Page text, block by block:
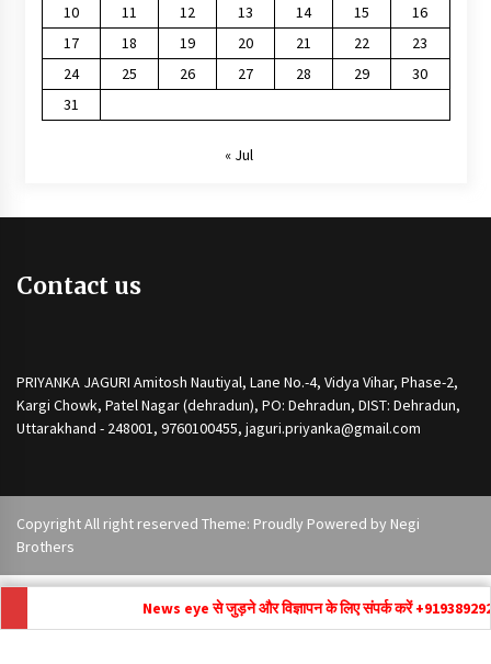
10
11 12 13 14 15
16
17
18 19 20 21 22
23
24
25 26 27 28 29
30
31
« Jul
Contact us
PRIYANKA JAGURI Amitosh Nautiyal, Lane No.-4, Vidya Vihar, Phase-2,
Kargi Chowk, Patel Nagar (dehradun), PO: Dehradun, DIST: Dehradun,
Uttarakhand - 248001, 9760100455, jaguri.priyanka@gmail.com
Copyright All right reserved Theme: Proudly Powered by Negi
Brothers
News eye से जुड़ने और विज्ञापन के लिए संपर्क करें +919389292171 ,